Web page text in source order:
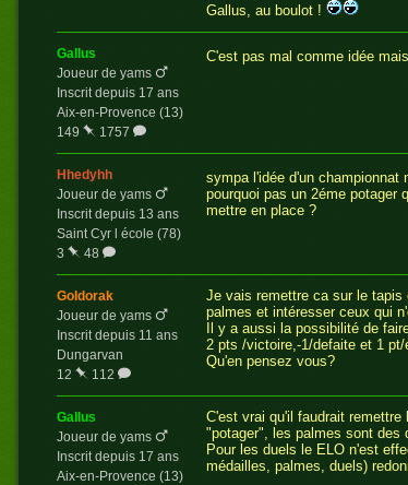
Gallus, au boulot !
gallus
Joueur de yams
Inscrit depuis 17 ans
Aix-en-Provence (13)
149
1757
C'est pas mal comme idée
hhedyhh
Joueur de yams
Inscrit depuis 13 ans
Saint Cyr l école (78)
3
48
sympa l'idée d'un championnat
pourquoi pas un 2éme potager
mettre en place ?
goldorak
Joueur de yams
Inscrit depuis 11 ans
Dungarvan
12
112
Je vais remettre ca sur le tapis
palmes et intéresser ceux qui
Il y a aussi la possibilité de
2 pts /victoire,-1/defaite et 1
Qu'en pensez vous?
gallus
Joueur de yams
Inscrit depuis 17 ans
Aix-en-Provence (13)
C'est vrai qu'il faudrait
"potager", les palmes sont des
Pour les duels le ELO n'est
médailles, palmes, duels)